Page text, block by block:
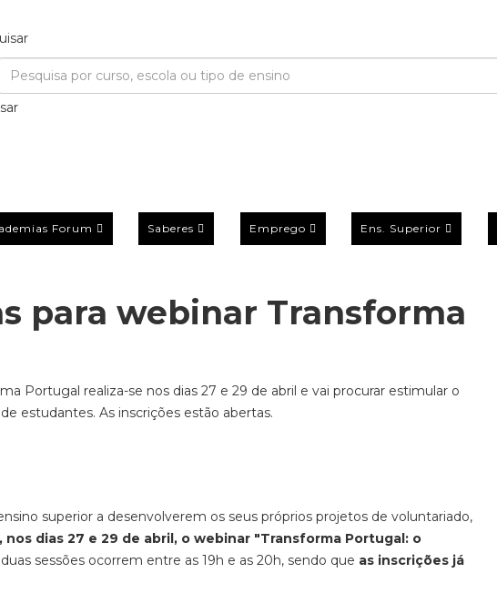
Forum Saberes Emprego Ens. Superior
para webinar Transforma
Portugal realiza-se nos dias 27 e 29 de abril e vai procurar estimular o
estudantes. As inscrições estão abertas.
superior a desenvolverem os seus próprios projetos de voluntariado,
dias 27 e 29 de abril, o webinar "Transforma Portugal: o
duas sessões ocorrem entre as 19h e as 20h, sendo que as inscrições já